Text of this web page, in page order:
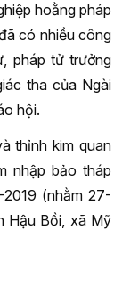
hoằng pháp
có nhiều công
pháp tử trưởng
tha của Ngài
hội.
thỉnh kim quan
nhập bảo tháp
(nhằm 27-
Hậu Bồi, xã Mỹ